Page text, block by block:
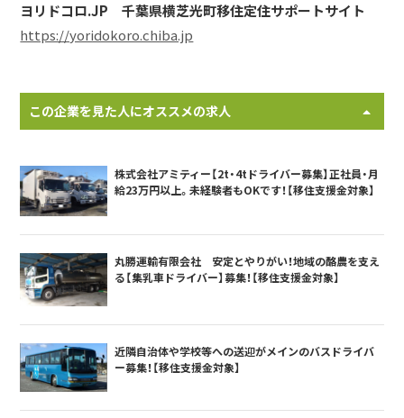
ヨリドコロ.JP 千葉県横芝光町移住定住サポートサイト
https://yoridokoro.chiba.jp
この企業を見た人にオススメの求人
株式会社アミティー【2t・4tドライバー募集】正社員・月
給23万円以上。未経験者もOKです！【移住支援金対象】
丸勝運輸有限会社 安定とやりがい！地域の酪農を支え
る【集乳車ドライバー】募集！【移住支援金対象】
近隣自治体や学校等への送迎がメインのバスドライバ
ー募集！【移住支援金対象】